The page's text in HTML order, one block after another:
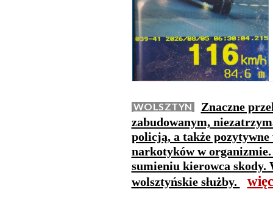
WOLSZTYN
Znaczne
zabudowanym,
policją, a także
narkotyków w
sumieniu kierowca skody.
wolsztyńskie służby.